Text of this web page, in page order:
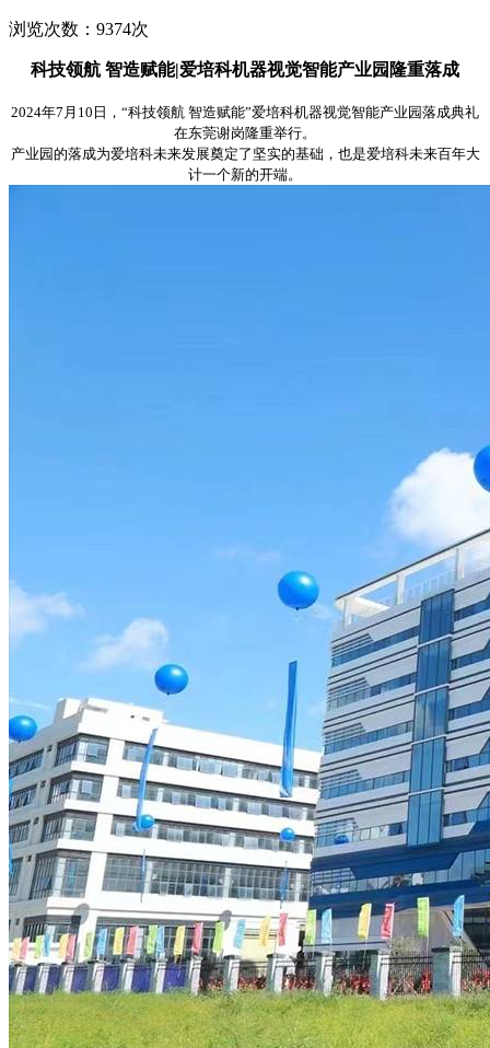
浏览次数： 9374次
科技领航 智造赋能|爱培科机器视觉智能产业园隆重落成
2024年7月10日，“科技领航 智造赋能”爱培科机器视觉智能产业园落成典礼
在东莞谢岗隆重举行。
产业园的落成为爱培科未来发展奠定了坚实的基础，也是爱培科未来百年大
计一个新的开端。